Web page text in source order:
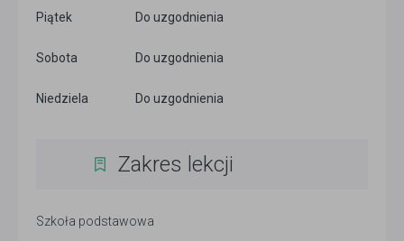
Piątek Do uzgodnienia
Sobota Do uzgodnienia
Niedziela Do uzgodnienia
Zakres lekcji
Szkoła podstawowa